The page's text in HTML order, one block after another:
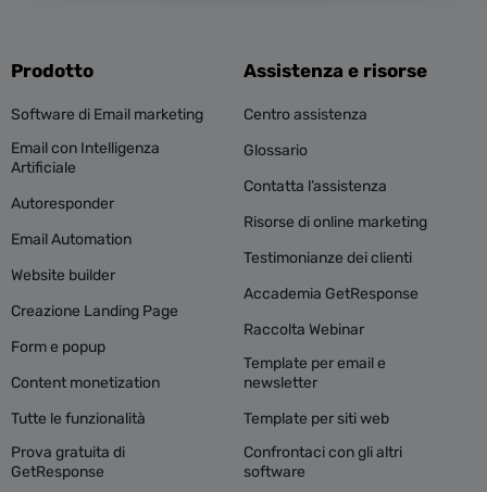
Prodotto
Software di Email marketing
Email con Intelligenza
Artificiale
Autoresponder
Email Automation
Website builder
Creazione Landing Page
Form e popup
Content monetization
Tutte le funzionalità
Prova gratuita di
GetResponse
Assistenza e risorse
Centro assistenza
Glossario
Contatta l’assistenza
Risorse di online marketing
Testimonianze dei clienti
Accademia GetResponse
Raccolta Webinar
Template per email e
newsletter
Template per siti web
Confrontaci con gli altri
software